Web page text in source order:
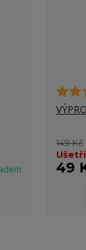
149 Kč
49